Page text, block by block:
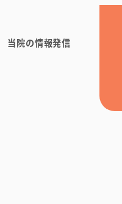
当院の情報発信